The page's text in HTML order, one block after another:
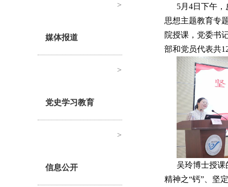
>
媒体报道
>
党史学习教育
>
信息公开
5月4日下午
思想主题教育专
院授课，党委书
部和党员代表共
吴玲博士授课
精神之“钙”、坚